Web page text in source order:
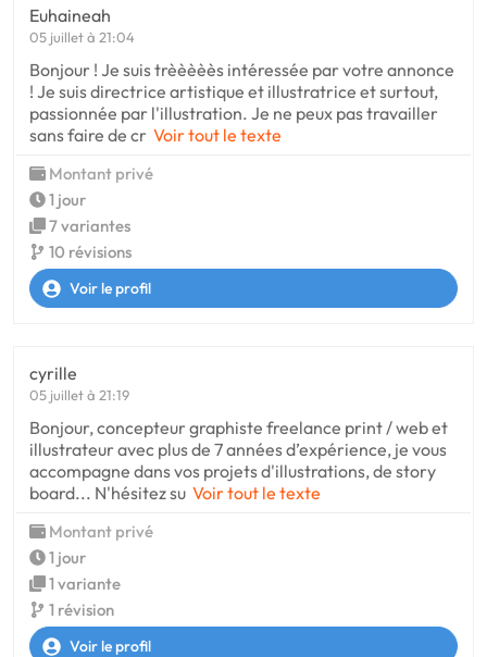
Euhaineah
05 juillet à 21:04
Bonjour ! Je suis trèèèèès intéressée par votre annonce
! Je suis directrice artistique et illustratrice et surtout,
passionnée par l'illustration. Je ne peux pas travailler
sans faire de cr Voir tout le texte
Montant privé
1 jour
7 variantes
10 révisions
Voir le profil
cyrille
05 juillet à 21:19
Bonjour, concepteur graphiste freelance print / web et
illustrateur avec plus de 7 années d’expérience, je vous
accompagne dans vos projets d'illustrations, de story
board... N'hésitez su Voir tout le texte
Montant privé
1 jour
1 variante
1 révision
Voir le profil